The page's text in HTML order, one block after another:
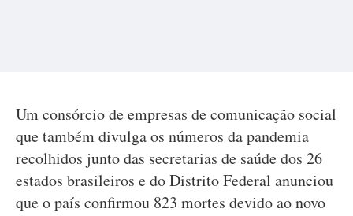
Um consórcio de empresas de comunicação social
que também divulga os números da pandemia
recolhidos junto das secretarias de saúde dos 26
estados brasileiros e do Distrito Federal anunciou
que o país confirmou 823 mortes devido ao novo